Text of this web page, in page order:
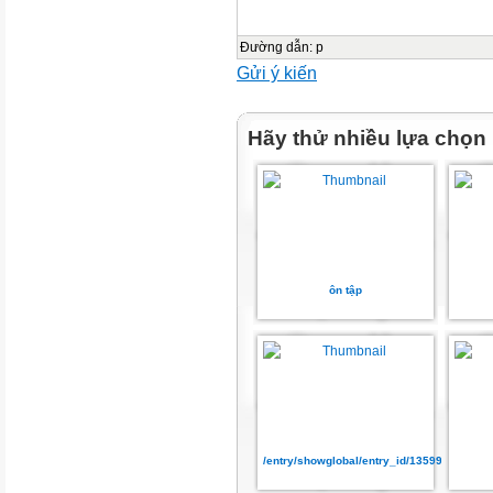
Mét (m)
Kilômét (km)
Đơn vị đo thời gian
Mét trên giây (m/s)
Đổi đơn vị:
+ 1 km/h = 0,28 m/s
Đường dẫn: p
Gửi ý kiến
Hãy thử nhiều lựa chọn
ôn tập
/entry/showglobal/entry_id/13599138